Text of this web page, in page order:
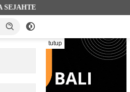
(terasbalinews.com). AHU-
tutup